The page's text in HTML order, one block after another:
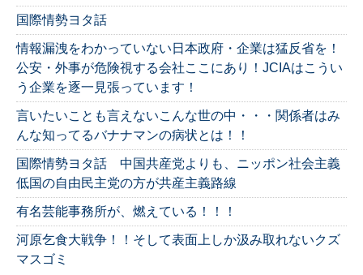
国際情勢ヨタ話
情報漏洩をわかっていない日本政府・企業は猛反省を！
公安・外事が危険視する会社ここにあり！JCIAはこうい
う企業を逐一見張っています！
言いたいことも言えないこんな世の中・・・関係者はみ
んな知ってるバナナマンの病状とは！！
国際情勢ヨタ話 中国共産党よりも、ニッポン社会主義
低国の自由民主党の方が共産主義路線
有名芸能事務所が、燃えている！！！
河原乞食大戦争！！そして表面上しか汲み取れないクズ
マスゴミ